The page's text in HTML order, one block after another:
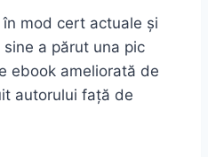
mod cert actuale și
a părut una pic
ebook ameliorată de
autorului față de